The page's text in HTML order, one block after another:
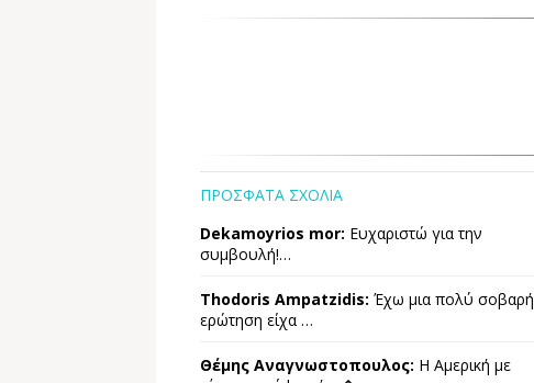
ΠΡΟΣΦΑΤΑ ΣΧΟΛΙΑ
Dekamoyrios mor: Ευχαριστώ για την
συμβουλή!…
Thodoris Ampatzidis: Έχω μια πολύ σοβαρή
ερώτηση είχα …
Θέμης Αναγνωστοπουλος: Η Αμερική με